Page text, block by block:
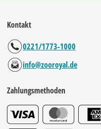
Kontakt
0221/1773-1000
info@zooroyal.de
Zahlungsmethoden